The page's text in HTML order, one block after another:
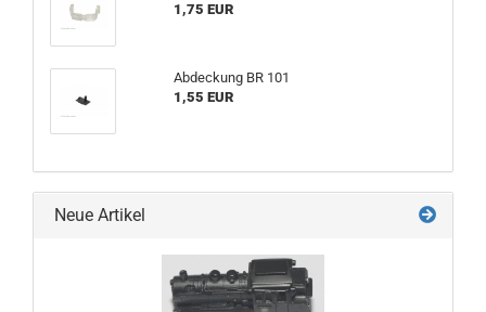
1,75 EUR
Abdeckung BR 101
1,55 EUR
Neue Artikel